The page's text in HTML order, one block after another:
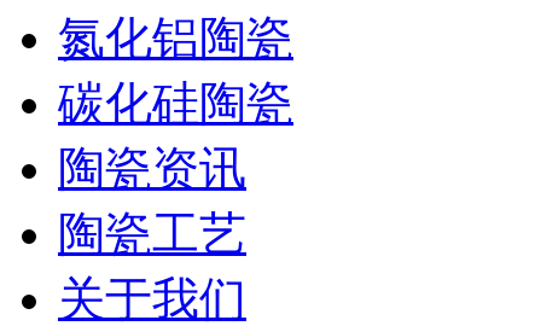
氮化铝陶瓷
碳化硅陶瓷
陶瓷资讯
陶瓷工艺
关于我们